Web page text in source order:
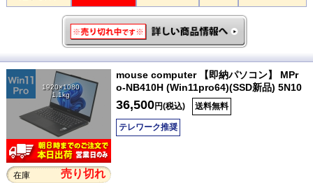
1920×1080
1.1kg
在庫 売り切れ
mouse computer 【即納パソコン】 MPr
o-NB410H (Win11pro64)(SSD新品) 5N10
36,500円(税込) 送料無料
テレワーク推奨